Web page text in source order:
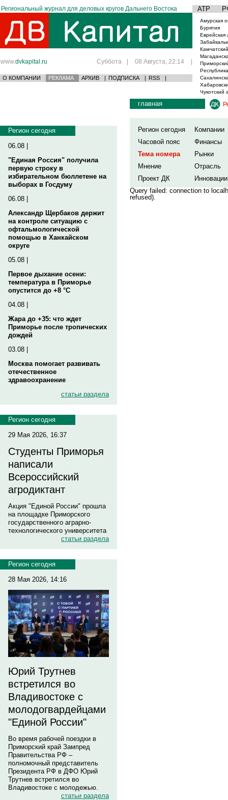
Региональный журнал для деловых кругов Дальнего Востока АТР
www.dvkapital.ru Суббота | 08 Августа, 22:14 |
О КОМПАНИИ РЕКЛАМА АРХИВ | ПОДПИСКА | RSS |
Амурская
Бурятия
Еврейская
Чукотский
Регион сегодня
06.08 |
"Единая Россия" получила
первую строку в
избирательном бюллетене на
выборах в Госдуму
06.08 |
Александр Щербаков держит
на контроле ситуацию с
офтальмологической
помощью в Ханкайском
округе
05.08 |
Первое дыхание осени:
температура в Приморье
опустится до +8 °C
04.08 |
Жара до +35: что ждет
Приморье после тропических
дождей
03.08 |
Москва помогает развивать
отечественное
здравоохранение
статьи раздела
Регион сегодня
29 Мая 2026, 16:37
Студенты Приморья
написали
Всероссийский
агродиктант
Акция "Единой России" прошла
на площадке Приморского
государственного аграрно-
технологического университета
статьи раздела
Регион сегодня
28 Мая 2026, 14:16
Юрий Трутнев
встретился во
Владивостоке с
молодогвардейцами
"Единой России"
Во время рабочей поездки в
Приморский край Зампред
Правительства РФ –
полномочный представитель
Президента РФ в ДФО Юрий
Трутнев встретился во
Владивостоке с молодежью.
статьи раздела
главная
Регион сегодня
Компании
Часовой пояс
Финансы
Тема номера
Рынки
Мнение
Отрасль
Проект ДК
Инновации
Query failed: connection to
refused).